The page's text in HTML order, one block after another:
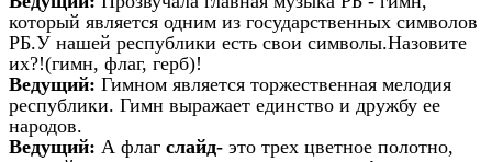
который является одним из государственных символов
РБ.У нашей республики есть свои символы.Назовите
их?!(гимн, флаг, герб)!
Ведущий: Гимном является торжественная мелодия
республики. Гимн выражает единство и дружбу ее
народов.
Ведущий: А флаг слайд- это трех цветное полотно,